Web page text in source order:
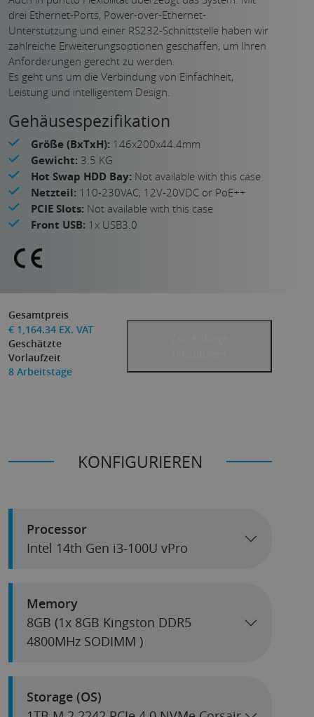
drei Ethernet-Ports, Power-over-Ethernet-
Unterstützung und einer RS232-Schnittstelle haben wir
zahlreiche Erweiterungsoptionen geschaffen, um Ihren
Anforderungen gerecht zu werden.
Es geht uns um die Verbindung von Einfachheit,
Leistung und intelligentem Design.
Gehäusespezifikation
Größe (BxTxH): 146x200x44.4mm
Gewicht: 3.5 KG
Hot Swap HDD Bay: Not available with this case
Netzteil: 110-230VAC, 12V-20VDC or PoE++
PCIE Slots: Not available with this case
Front USB: 1x USB3.0
Gesamtpreis
€ 1,164.34 EX. VAT
Geschätzte
Vorlaufzeit
8 Arbeitstage
KONFIGURIEREN
Processor
Intel 14th Gen i3-100U vPro
Memory
8GB (1x 8GB Kingston DDR5
4800MHz SODIMM )
Storage (OS)